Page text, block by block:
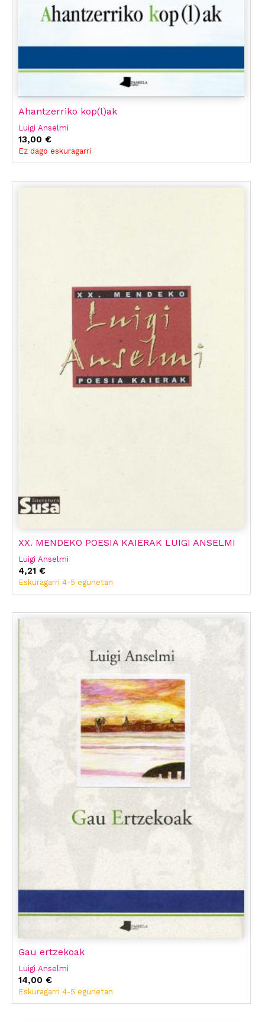
Ahantzerriko kop(l)ak
Luigi Anselmi
13,00 €
Ez dago eskuragarri
XX. MENDEKO POESIA KAIERAK LUIGI ANSELMI
Luigi Anselmi
4,21 €
Eskuragarri 4-5 egunetan
Gau ertzekoak
Luigi Anselmi
14,00 €
Eskuragarri 4-5 egunetan